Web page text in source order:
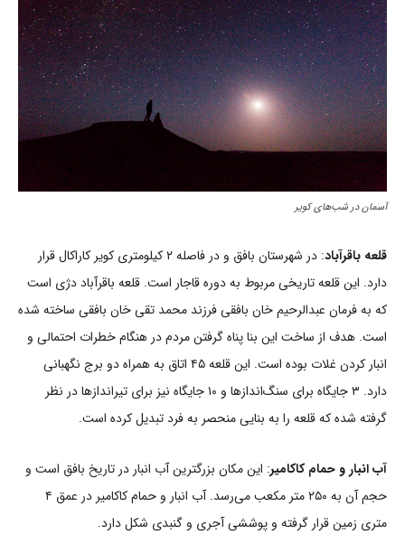
آسمان در شب‌های کویر
قلعه باقرآباد
: در شهرستان بافق و در فاصله ۲ کیلومتری کویر کاراکال قرار
دارد. این قلعه تاریخی مربوط به دوره قاجار است. قلعه باقرآباد دژی است
که به فرمان عبدالرحیم خان بافقی فرزند محمد تقی خان بافقی ساخته شده
است. هدف از ساخت این بنا پناه گرفتن مردم در هنگام خطرات احتمالی و
انبار کردن غلات بوده است. این قلعه ۴۵ اتاق به همراه دو برج نگهبانی
دارد. ۳ جایگاه برای سنگ‌اندازها و ۱۰ جایگاه نیز برای تیراندازها در نظر
گرفته شده که قلعه را به بنایی منحصر به فرد تبدیل کرده است.
آب انبار و حمام کاکامیر: این مکان بزرگترین آب انبار در تاریخ بافق است و
حجم آن به ۲۵۰ متر مکعب می‌رسد. آب انبار و حمام کاکامیر در عمق ۴
متری زمین قرار گرفته و پوششی آجری و گنبدی شکل دارد.